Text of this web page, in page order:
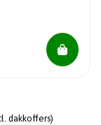
dakkoffers)